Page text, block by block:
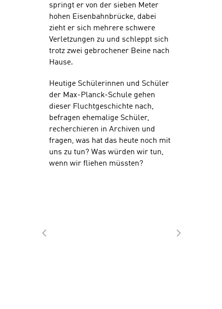
springt er von der sieben Meter
hohen Eisenbahnbrücke, dabei
zieht er sich mehrere schwere
Verletzungen zu und schleppt sich
trotz zwei gebrochener Beine nach
Hause.
Heutige Schülerinnen und Schüler
der Max-Planck-Schule gehen
dieser Fluchtgeschichte nach,
befragen ehemalige Schüler,
recherchieren in Archiven und
fragen, was hat das heute noch mit
uns zu tun? Was würden wir tun,
wenn wir fliehen müssten?